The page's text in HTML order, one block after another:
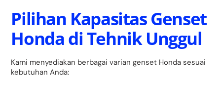
Pilihan Kapasitas Genset
Honda di Tehnik Unggul
Kami menyediakan berbagai varian genset Honda sesuai
kebutuhan Anda: